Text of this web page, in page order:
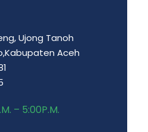
Ujong Tanoh
Aceh
– 5:00P.M.